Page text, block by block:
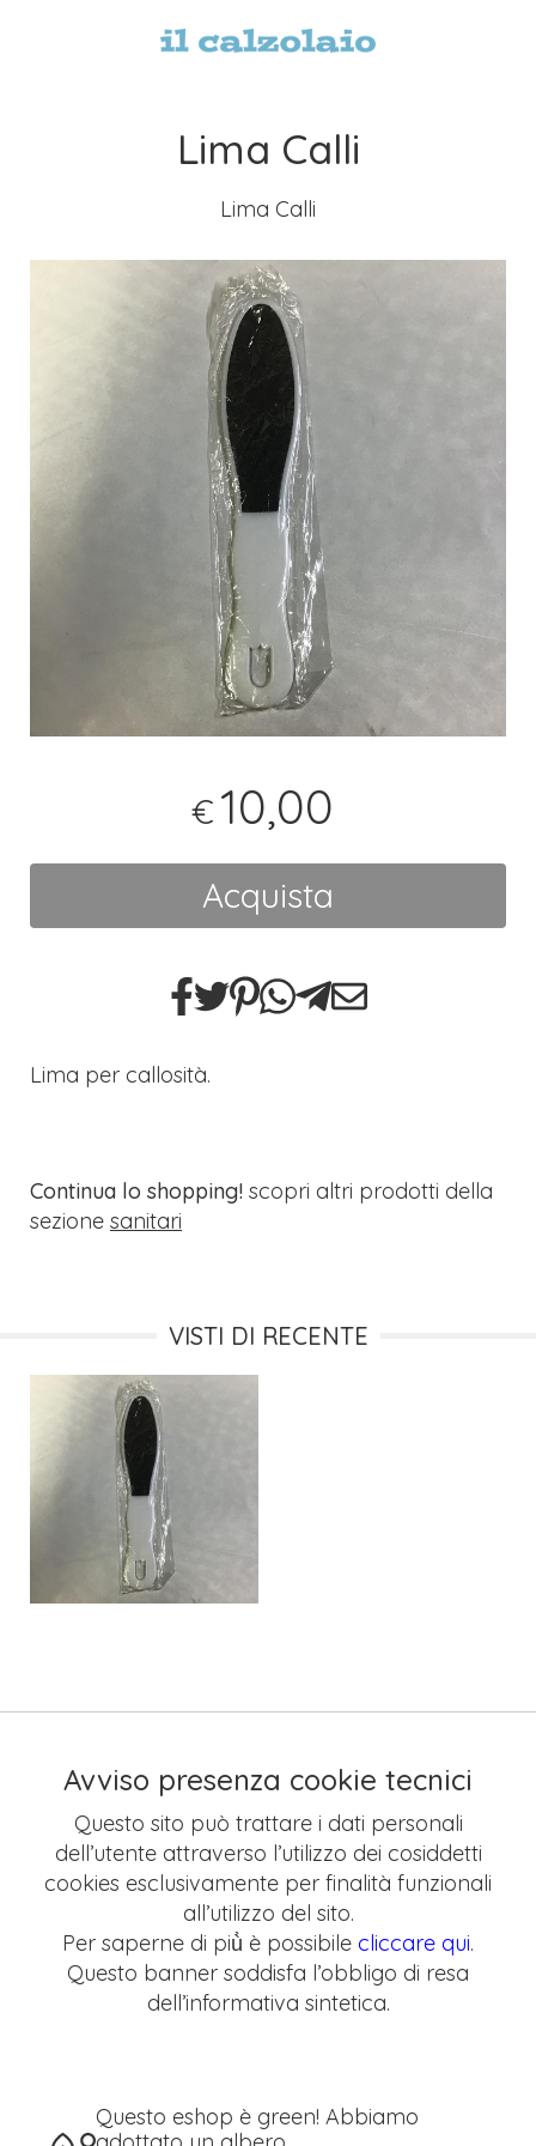
Lima Calli
Lima Calli
€ 10,00
Acquista
Lima per callosità.
Continua lo shopping! scopri altri prodotti della
sezione sanitari
VISTI DI RECENTE
Avviso presenza cookie tecnici
Questo sito può trattare i dati personali
dell’utente attraverso l’utilizzo dei cosiddetti
cookies esclusivamente per finalità funzionali
all’utilizzo del sito.
Per saperne di più̀ è possibile cliccare qui.
Questo banner soddisfa l’obbligo di resa
dell’informativa sintetica.
Questo eshop è green! Abbiamo